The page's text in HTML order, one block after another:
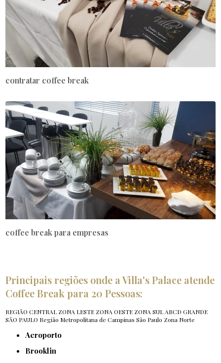
contratar coffee break
coffee break para empresas
Principais regiões onde a Villa's Palace atende
Coffee Break para 20 Pessoas:
REGIÃO CENTRAL ZONA LESTE ZONA OESTE ZONA SUL ABCD GRANDE
SÃO PAULO Região Metropolitana de Campinas São Paulo Zona Norte
Aeroporto
Brooklin